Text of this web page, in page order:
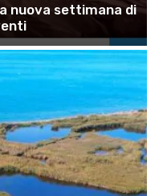
nuova settimana di